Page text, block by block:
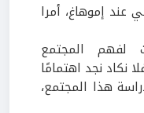
عند إموهاغ، أمرا
لفهم المجتمع
نكاد نجد اهتمامًا
هذا المجتمع،